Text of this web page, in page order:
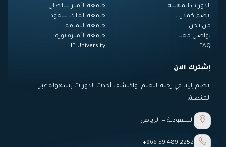
الدورات المهنية
انضم كمدرب
من نحن
تواصل معنا
FAQ
جامعة الأمير سلطان
جامعة الملك سعود
جامعة اليمامة
جامعة الأميرة نورة
IE University
إشترك الآن
انضم إلينا في رحلة التعلم، واكتشف أحدث الدورات بسهولة عبر
المنصة.
السعودية — الرياض
+966 59 489 2252